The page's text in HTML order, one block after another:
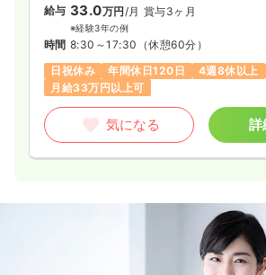
給与 33.0万円 /月 賞与3ヶ月
※経験3年の例
時間 8:30～17:30 （休憩60分）
日祝休み
年間休日120日 4週8休以上
月給33万円以上可
気になる 詳